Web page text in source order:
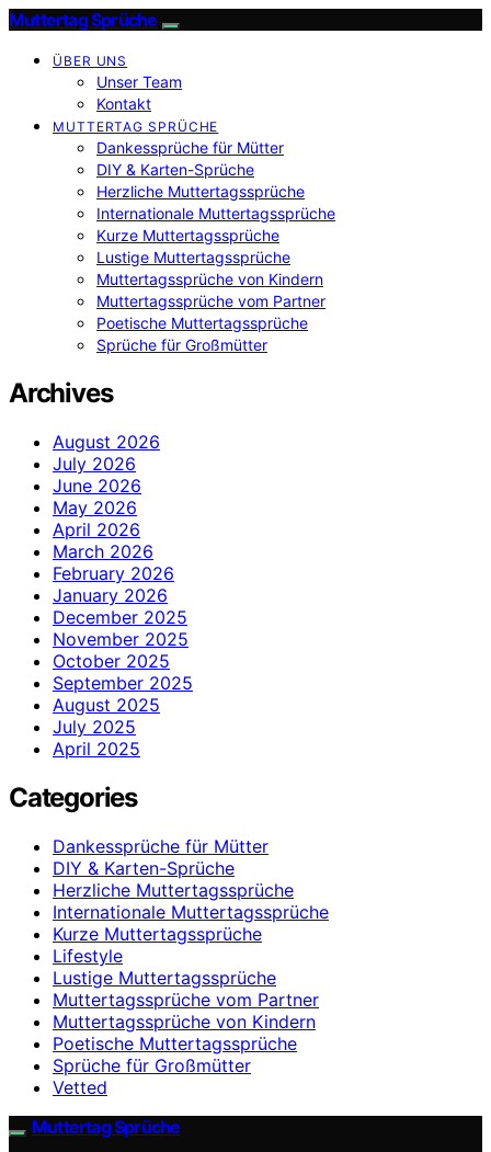
Muttertag Sprüche
ÜBER UNS
Unser Team
Kontakt
MUTTERTAG SPRÜCHE
Dankessprüche für Mütter
DIY & Karten-Sprüche
Herzliche Muttertagssprüche
Internationale Muttertagssprüche
Kurze Muttertagssprüche
Lustige Muttertagssprüche
Muttertagssprüche von Kindern
Muttertagssprüche vom Partner
Poetische Muttertagssprüche
Sprüche für Großmütter
Archives
August 2026
July 2026
June 2026
May 2026
April 2026
March 2026
February 2026
January 2026
December 2025
November 2025
October 2025
September 2025
August 2025
July 2025
April 2025
Categories
Dankessprüche für Mütter
DIY & Karten-Sprüche
Herzliche Muttertagssprüche
Internationale Muttertagssprüche
Kurze Muttertagssprüche
Lifestyle
Lustige Muttertagssprüche
Muttertagssprüche vom Partner
Muttertagssprüche von Kindern
Poetische Muttertagssprüche
Sprüche für Großmütter
Vetted
Muttertag Sprüche